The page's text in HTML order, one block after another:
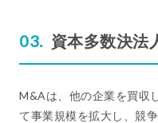
資本多数決法
M&Aは、他の企業を買収
て事業規模を拡大し、競